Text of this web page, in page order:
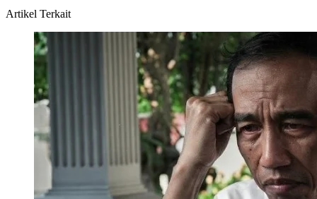
Artikel Terkait